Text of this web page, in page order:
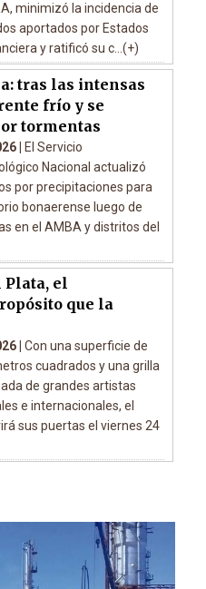
minimizó la incidencia de
aportados por Estados
y ratificó su c...(+)
tras las intensas
frío y se
tormentas
|
El Servicio
Nacional actualizó
por precipitaciones para
bonaerense luego de
en el AMBA y distritos del
Plata, el
que la
| Con una superficie de
cuadrados y una grilla
de grandes artistas
e internacionales, el
sus puertas el viernes 24